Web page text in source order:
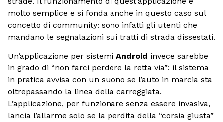
molto semplice e si fonda anche in questo caso sul
concetto di community: sono infatti gli utenti che
mandano le segnalazioni sui tratti di strada dissestati.
Un’applicazione per sistemi Android invece sarebbe
in grado di “non farci perdere la retta via”: il sistema
in pratica avvisa con un suono se l’auto in marcia sta
oltrepassando la linea della carreggiata.
L’applicazione, per funzionare senza essere invasiva,
lancia l’allarme solo se la perdita della “corsia giusta”